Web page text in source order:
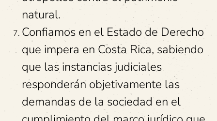
natural.
Confiamos en el Estado de Derecho
que impera en Costa Rica, sabiendo
que las instancias judiciales
responderán objetivamente las
demandas de la sociedad en el